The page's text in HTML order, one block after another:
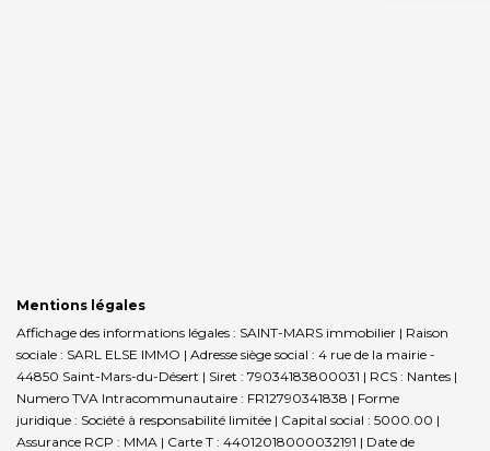
Mentions légales
Affichage des informations légales : SAINT-MARS immobilier | Raison
sociale : SARL ELSE IMMO | Adresse siège social : 4 rue de la mairie -
44850 Saint-Mars-du-Désert | Siret : 79034183800031 | RCS : Nantes |
Numero TVA Intracommunautaire : FR12790341838 | Forme
juridique : Société à responsabilité limitée | Capital social : 5000.00 |
Assurance RCP : MMA | Carte T : 44012018000032191 | Date de